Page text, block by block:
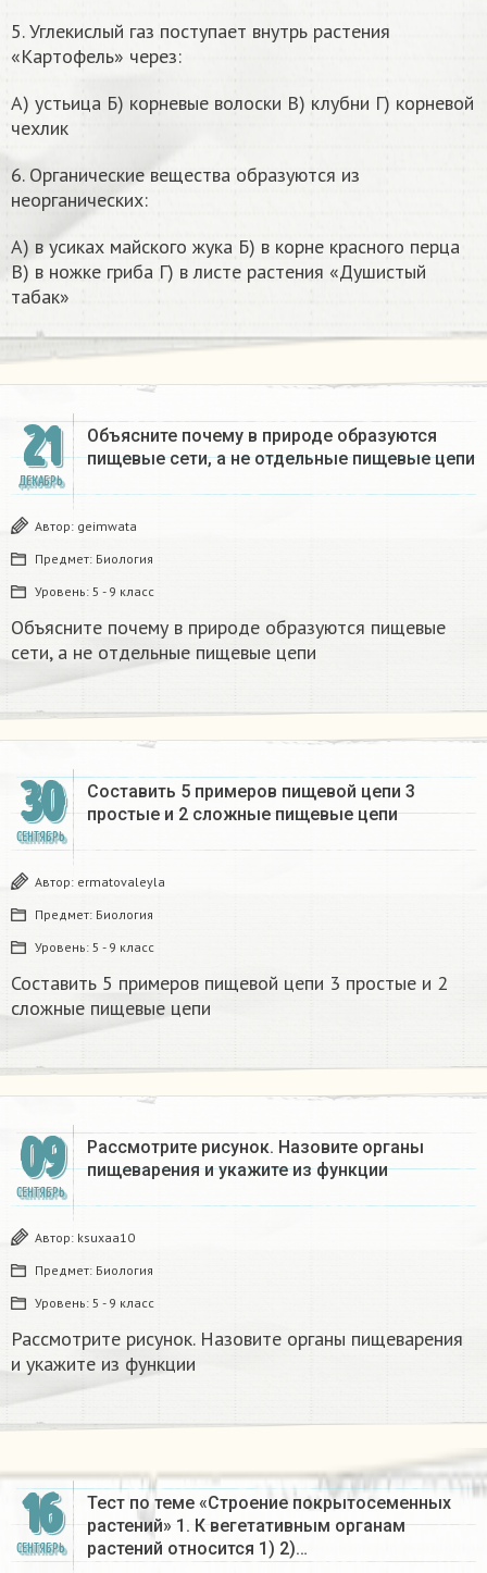
5. Углекислый газ поступает внутрь растения
«Картофель» через:
А) устьица Б) корневые волоски В) клубни Г) корневой
чехлик
6. Органические вещества образуются из
неорганических:
А) в усиках майского жука Б) в корне красного перца
В) в ножке гриба Г) в листе растения «Душистый
табак»
21
ДЕКАБРЬ
Объясните почему в природе образуются
пищевые сети, а не отдельные пищевые цепи
Автор: geimwata
Предмет: Биология
Уровень: 5 - 9 класс
Объясните почему в природе образуются пищевые
сети, а не отдельные пищевые цепи
30
СЕНТЯБРЬ
Составить 5 примеров пищевой цепи 3
простые и 2 сложные пищевые цепи
Автор: ermatovaleyla
Предмет: Биология
Уровень: 5 - 9 класс
Составить 5 примеров пищевой цепи 3 простые и 2
сложные пищевые цепи
09
СЕНТЯБРЬ
Рассмотрите рисунок. Назовите органы
пищеварения и укажите из функции​
Автор: ksuxaa10
Предмет: Биология
Уровень: 5 - 9 класс
Рассмотрите рисунок. Назовите органы пищеварения
и укажите из функции​
16
СЕНТЯБРЬ
Тест по теме «Строение покрытосеменных
растений» 1. К вегетативным органам
растений относится 1) 2)…